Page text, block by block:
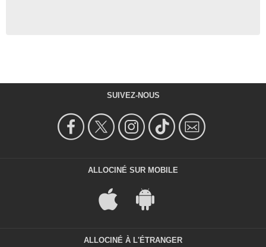
SUIVEZ-NOUS
ALLOCINÉ SUR MOBILE
ALLOCINÉ À L'ÉTRANGER